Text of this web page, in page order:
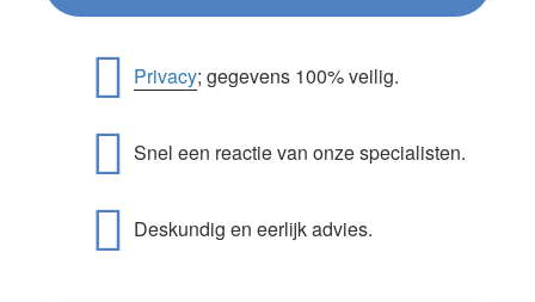
Privacy; gegevens 100% veilig.
Snel een reactie van onze specialisten.
Deskundig en eerlijk advies.